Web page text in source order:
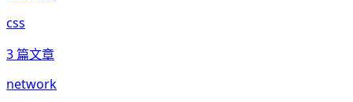
css
3篇文章
network